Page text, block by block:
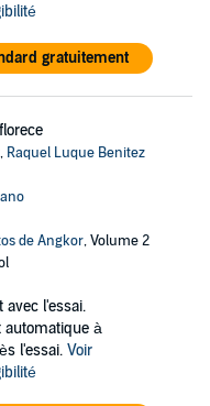
gratuitement
, Raquel Luque Benitez
de Angkor, Volume 2
avec l'essai.
automatique à
l'essai. Voir